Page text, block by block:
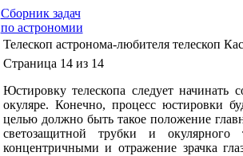
Сборник задач
по астрономии
Телескоп астронома-любителя телескоп
Страница 14 из 14
Юстировку телескопа следует
окуляре. Конечно, процесс юстировки
целью должно быть такое положение
светозащитной трубки и
концентричными и отражение зрачка